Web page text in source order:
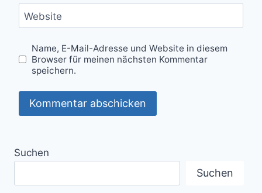
Website
Name, E-Mail-Adresse und Website in diesem
Browser für meinen nächsten Kommentar
speichern.
Suchen
Suchen